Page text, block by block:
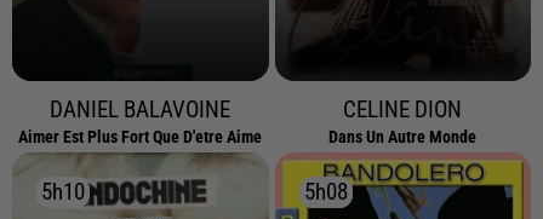
DANIEL BALAVOINE
Aimer Est Plus Fort Que D'etre Aime
CELINE DION
Dans Un Autre Monde
5h10
5h10 5h08
5h08